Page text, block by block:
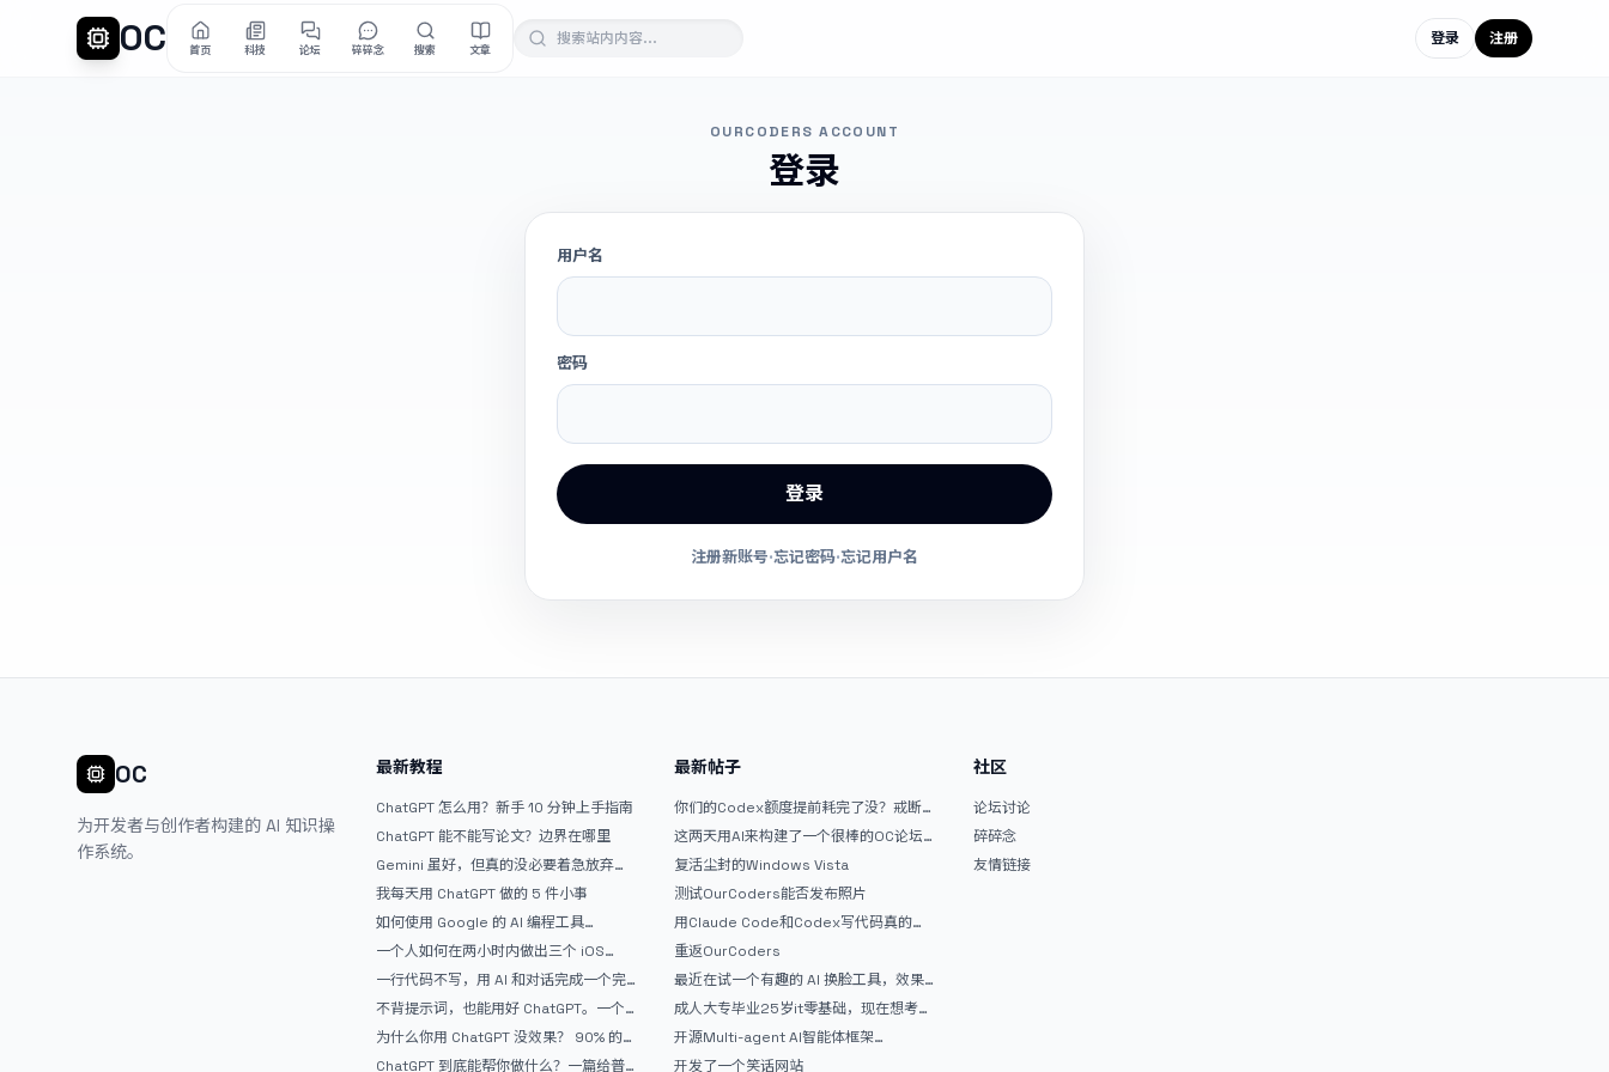
OC 首页 科技 论坛 碎碎念 搜索 文章
登录 注册
OURCODERS ACCOUNT
登录
用户名
密码
登录
注册新账号·忘记密码·忘记用户名
OC
为开发者与创作者构建的 AI 知识操
作系统。
最新教程
ChatGPT 怎么用？新手 10 分钟上手指南
ChatGPT 能不能写论文？边界在哪里
Gemini 虽好，但真的没必要着急放弃
ChatGPT
我每天用 ChatGPT 做的 5 件小事
如何使用 Google 的 AI 编程工具
AntiGravity：独立开发者的新时代武器
一个人如何在两小时内做出三个 iOS
APP？｜AntiGravity + Gemini 3 实战完
整记录
一行代码不写，用 AI 和对话完成一个完
整网站：《图书天堂》实战记录
不背提示词，也能用好 ChatGPT。一个
万能提问模板
为什么你用 ChatGPT 没效果？ 90% 的
人第一步就问错了
ChatGPT 到底能帮你做什么？一篇给普
最新帖子
你们的Codex额度提前耗完了没？戒断
反应如何？
这两天用AI来构建了一个很棒的OC论坛
精华区
复活尘封的Windows Vista
测试OurCoders能否发布照片
用Claude Code和Codex写代码真的
爽，但是App怎么挣钱还是很难啊
重返OurCoders
最近在试一个有趣的 AI 换脸工具，效果
挺不错
成人大专毕业25岁it零基础，现在想考软
件设计师，有什么好的建议吗，谢谢！
开源Multi-agent AI智能体框架
aevatar.ai，欢迎大家贡献代码
开发了一个笑话网站
社区
论坛讨论
碎碎念
友情链接